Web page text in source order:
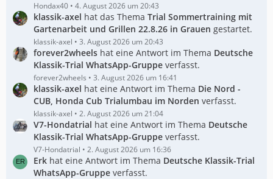
Hondax40 4. August 2026 um 20:43
klassik-axel hat das Thema Trial Sommertraining mit
Gartenarbeit und Grillen 22.8.26 in Grauen gestartet.
klassik-axel 3. August 2026 um 20:43
forever2wheels hat eine Antwort im Thema Deutsche
Klassik-Trial WhatsApp-Gruppe verfasst.
forever2wheels 3. August 2026 um 16:41
klassik-axel hat eine Antwort im Thema Die Nord -
CUB, Honda Cub Trialumbau im Norden verfasst.
klassik-axel 2. August 2026 um 21:04
V7-Hondatrial hat eine Antwort im Thema Deutsche
Klassik-Trial WhatsApp-Gruppe verfasst.
V7-Hondatrial 2. August 2026 um 16:36
Erk hat eine Antwort im Thema Deutsche Klassik-Trial
WhatsApp-Gruppe verfasst.